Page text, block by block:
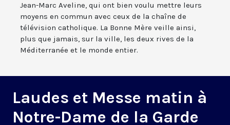
Jean-Marc Aveline, qui ont bien voulu mettre leurs
moyens en commun avec ceux de la chaîne de
télévision catholique. La Bonne Mère veille ainsi,
plus que jamais, sur la ville, les deux rives de la
Méditerranée et le monde entier.
Laudes et Messe matin à
Notre-Dame de la Garde